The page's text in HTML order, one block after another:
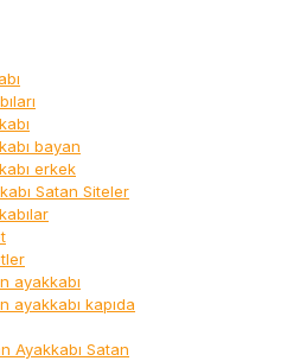
bayan
erkek
Satan Siteler
ayakkabı
ayakkabı kapıda
Ayakkabı Satan